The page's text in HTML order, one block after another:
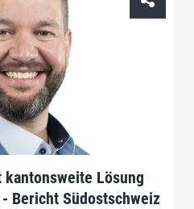
Lösung
Bericht Südostschweiz